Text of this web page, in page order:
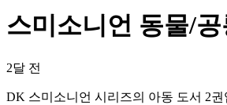
스미소니언 동물/
2달 전
DK 스미소니언 시리즈의 아동 도서 2